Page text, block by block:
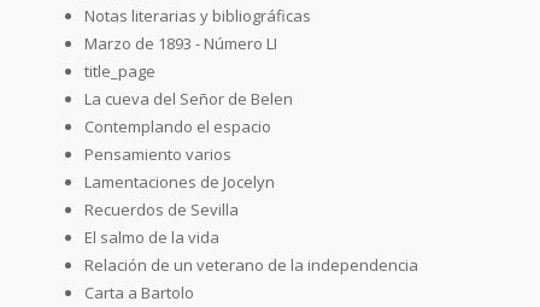
Notas literarias y bibliográficas
Marzo de 1893 - Número LI
title_page
La cueva del Señor de Belen
Contemplando el espacio
Pensamiento varios
Lamentaciones de Jocelyn
Recuerdos de Sevilla
El salmo de la vida
Relación de un veterano de la independencia
Carta a Bartolo